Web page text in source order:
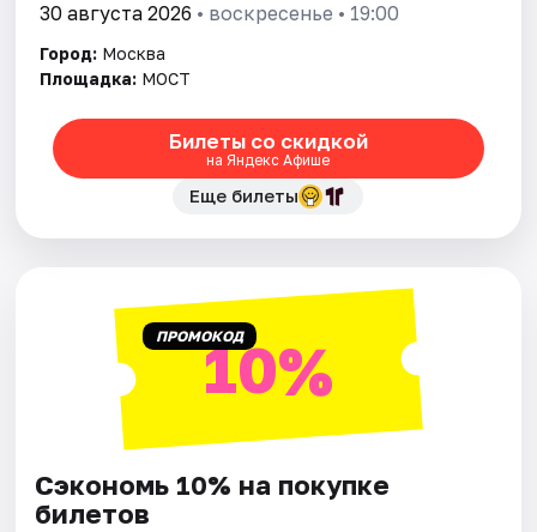
30 августа 2026 • воскресенье • 19:00
Город: Москва
Площадка: МОСТ
Билеты со скидкой
на Яндекс Афише
Еще билеты
ПРОМОКОД10%
Сэкономь 10% на покупке
билетов